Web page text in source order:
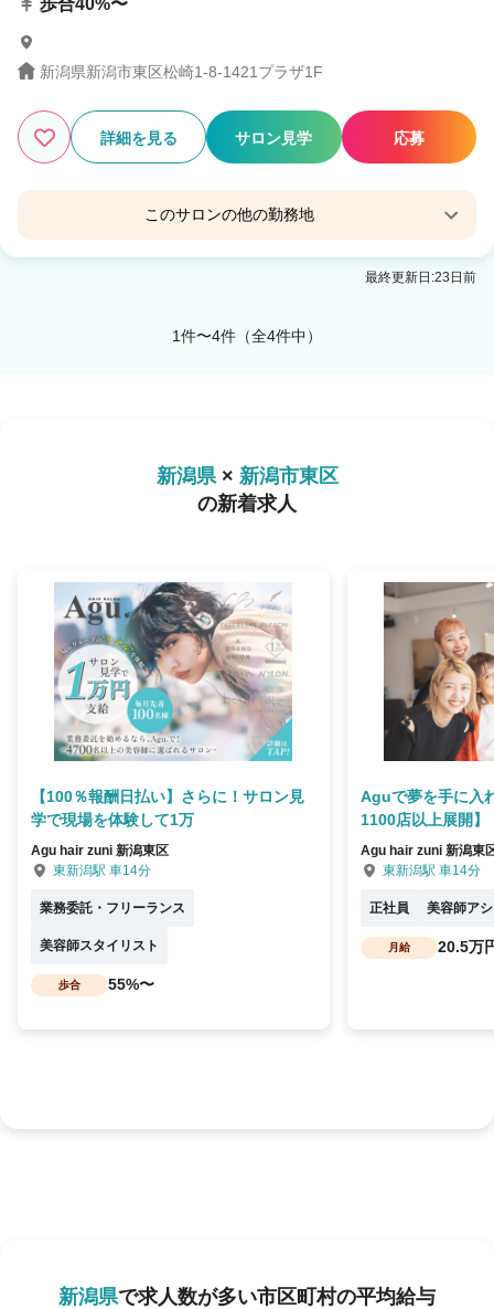
歩合40%〜
新潟県新潟市東区松崎1-8-1421プラザ1F
詳細を見る サロン見学 応募
このサロンの他の勤務地
CLOE by LUVISM 上木戸店【クロエ バイ ラヴィ
最終更新日:23日前
1件〜4件（全4件中）
新潟県× 新潟市東区
の新着求人
【100％報酬日払い】さらに！サロン見
学で現場を体験して1万
Agu hair zuni 新潟東区
東新潟駅 車14分
業務委託・フリーランス
美容師スタイリスト
歩合 55%〜
Aguで夢を手に入
1100店以上展開】
Agu hair zuni 新潟東
東新潟駅 車14分
正社員 美容師ア
月給 20.5万
新潟県で求人数が多い市区町村の平均給与